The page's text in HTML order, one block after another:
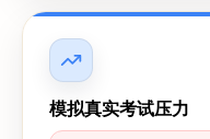
模拟真实考试压力